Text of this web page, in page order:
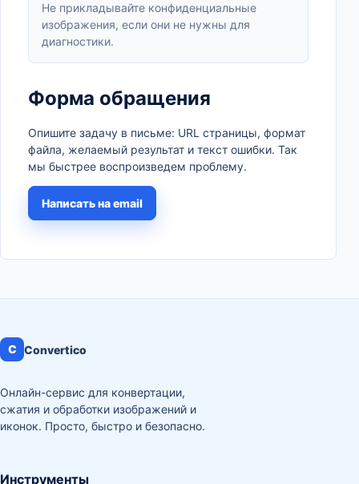
Не прикладывайте конфиденциальные
изображения, если они не нужны для
диагностики.
Форма обращения
Опишите задачу в письме: URL страницы, формат
файла, желаемый результат и текст ошибки. Так
мы быстрее воспроизведем проблему.
Написать на email
C Convertico
Онлайн-сервис для конвертации,
сжатия и обработки изображений и
иконок. Просто, быстро и безопасно.
Инструменты